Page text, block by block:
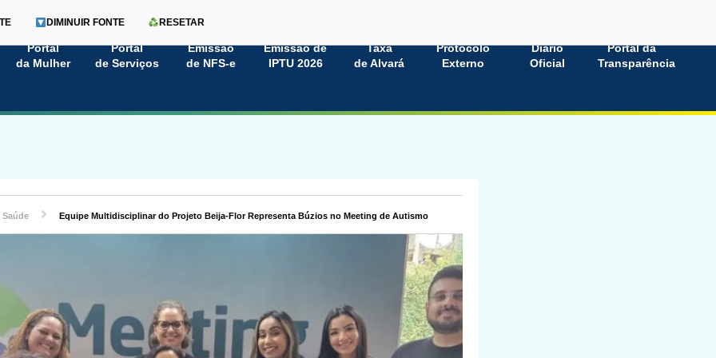
Portal
da Mulher
Portal
de Serviços
Emissão
de NFS-e
Emissão de
IPTU 2026
Taxa
de Alvará
Protocolo
Externo
Diário
Oficial
Portal da
Transparência
DIMINUIR FONTE RESETAR
Saúde Equipe Multidisciplinar do Projeto Beija-Flor Representa Búzios no Meeting de Autismo